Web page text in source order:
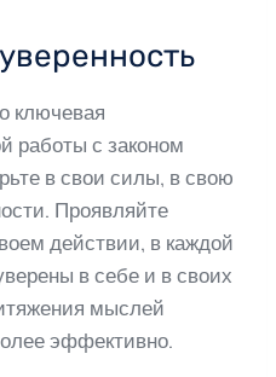
ключевая
работы с законом
в свои силы, в свою
Проявляйте
действии, в каждой
в себе и в своих
мыслей
эффективно.